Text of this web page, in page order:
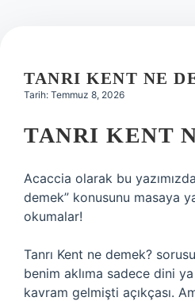
Hakkımızda
TANRI KENT NE
Tarih: Temmuz 8, 2026
TANRI KENT
Acaccia olarak bu
demek” konusunu masaya
okumalar!
Tanrı Kent ne demek?
benim aklıma sadece dini
kavram gelmişti açıkçası.